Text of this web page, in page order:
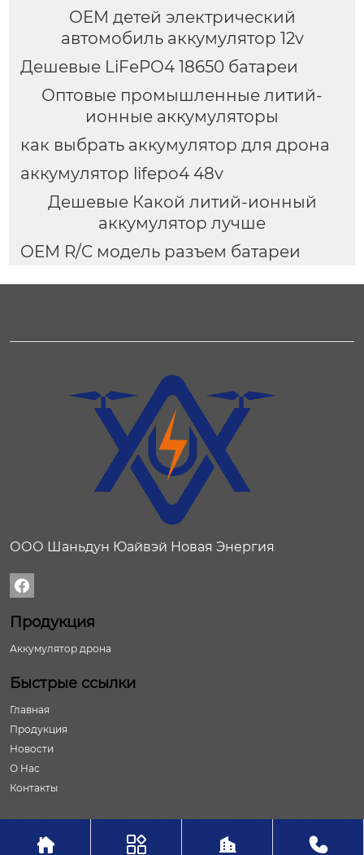
OEM детей электрический
автомобиль аккумулятор 12v
Дешевые LiFePO4 18650 батареи
Оптовые промышленные литий-
ионные аккумуляторы
как выбрать аккумулятор для дрона
аккумулятор lifepo4 48v
Дешевые Какой литий-ионный
аккумулятор лучше
OEM R/C модель разъем батареи
ООО Шаньдун Юайвэй Новая Энергия

Продукция
Аккумулятор дрона
Быстрые ссылки
Главная
Продукция
Новости
О Нас
Контакты
   